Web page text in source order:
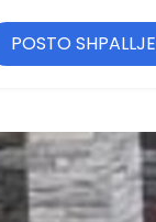
POSTO SHPALLJE